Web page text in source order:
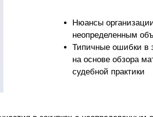
Нюансы
неопределенным
Типичные ошибки в
на основе обзора
судебной практики